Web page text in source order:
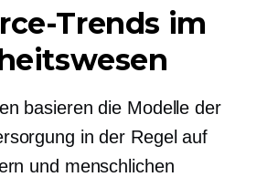
Trends im
basieren die Modelle der
in der Regel auf
und menschlichen